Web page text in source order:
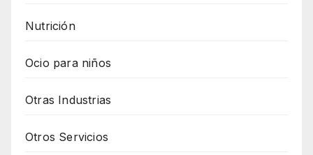
Nutrición
Ocio para niños
Otras Industrias
Otros Servicios